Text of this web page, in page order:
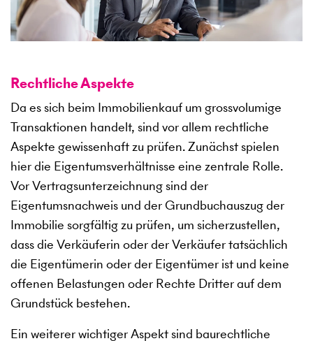
Rechtliche Aspekte
Da es sich beim Immobilienkauf um grossvolumige
Transaktionen handelt, sind vor allem rechtliche
Aspekte gewissenhaft zu prüfen. Zunächst spielen
hier die Eigentumsverhältnisse eine zentrale Rolle.
Vor Vertragsunterzeichnung sind der
Eigentumsnachweis und der Grundbuchauszug der
Immobilie sorgfältig zu prüfen, um sicherzustellen,
dass die Verkäuferin oder der Verkäufer tatsächlich
die Eigentümerin oder der Eigentümer ist und keine
offenen Belastungen oder Rechte Dritter auf dem
Grundstück bestehen.
Ein weiterer wichtiger Aspekt sind baurechtliche